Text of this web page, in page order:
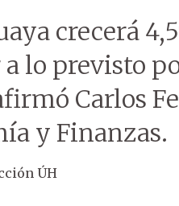
crecerá
lo previsto
Carlos
y Finanzas.
ÚH